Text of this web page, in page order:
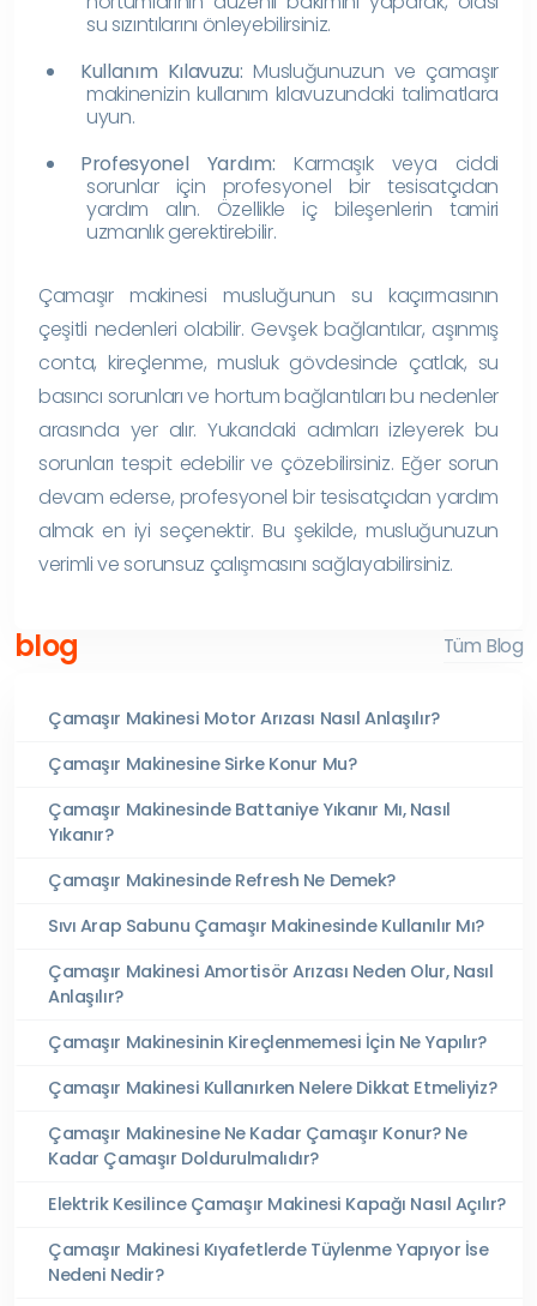
su sızıntılarını önleyebilirsiniz.
Kullanım Kılavuzu: Musluğunuzun ve çamaşır
makinenizin kullanım kılavuzundaki talimatlara
uyun.
Profesyonel Yardım: Karmaşık veya ciddi
sorunlar için profesyonel bir tesisatçıdan
yardım alın. Özellikle iç bileşenlerin tamiri
uzmanlık gerektirebilir.
Çamaşır makinesi musluğunun su kaçırmasının
çeşitli nedenleri olabilir. Gevşek bağlantılar, aşınmış
conta, kireçlenme, musluk gövdesinde çatlak, su
basıncı sorunları ve hortum bağlantıları bu nedenler
arasında yer alır. Yukarıdaki adımları izleyerek bu
sorunları tespit edebilir ve çözebilirsiniz. Eğer sorun
devam ederse, profesyonel bir tesisatçıdan yardım
almak en iyi seçenektir. Bu şekilde, musluğunuzun
verimli ve sorunsuz çalışmasını sağlayabilirsiniz.
blog Tüm Blog
Çamaşır Makinesi Motor Arızası Nasıl Anlaşılır?
Çamaşır Makinesine Sirke Konur Mu?
Çamaşır Makinesinde Battaniye Yıkanır Mı, Nasıl
Yıkanır?
Çamaşır Makinesinde Refresh Ne Demek?
Sıvı Arap Sabunu Çamaşır Makinesinde Kullanılır Mı?
Çamaşır Makinesi Amortisör Arızası Neden Olur, Nasıl
Anlaşılır?
Çamaşır Makinesinin Kireçlenmemesi İçin Ne Yapılır?
Çamaşır Makinesi Kullanırken Nelere Dikkat Etmeliyiz?
Çamaşır Makinesine Ne Kadar Çamaşır Konur? Ne
Kadar Çamaşır Doldurulmalıdır?
Elektrik Kesilince Çamaşır Makinesi Kapağı Nasıl Açılır?
Çamaşır Makinesi Kıyafetlerde Tüylenme Yapıyor İse
Nedeni Nedir?